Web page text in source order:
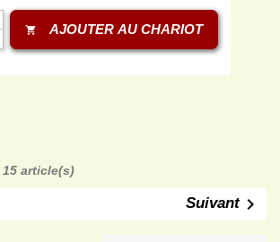
shopping_cart AJOUTER AU CHARIOT
article(s)
Suivant